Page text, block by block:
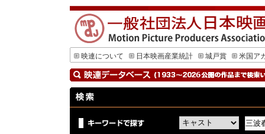
映連について 日本映画産業統計 城戸賞 米国ア